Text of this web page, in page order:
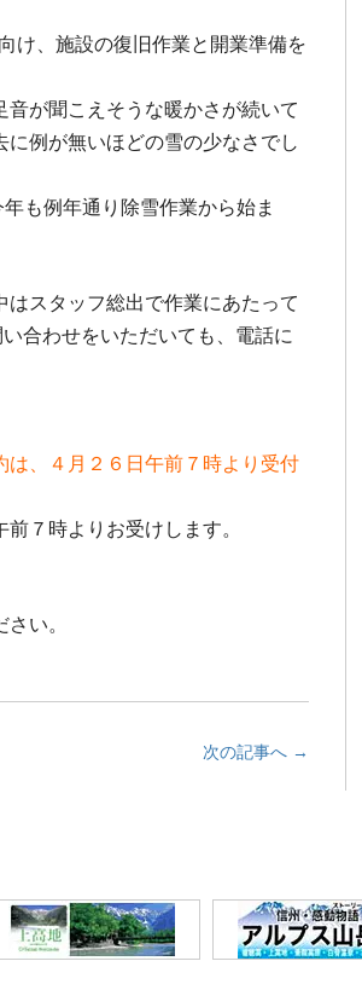
け、施設の復旧作業と開業準備を
が聞こえそうな暖かさが続いて
例が無いほどの雪の少なさでし
も例年通り除雪作業から始ま
スタッフ総出で作業にあたって
合わせをいただいても、電話に
は、４月２６日午前７時より受付
７時よりお受けします。
い。
次の記事へ →